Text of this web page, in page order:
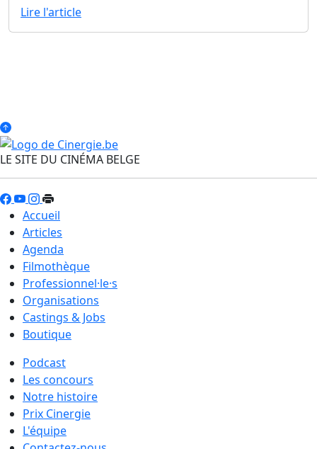
Lire l'article
LE SITE DU CINÉMA BELGE
Accueil
Articles
Agenda
Filmothèque
Professionnel·le·s
Organisations
Castings & Jobs
Boutique
Podcast
Les concours
Notre histoire
Prix Cinergie
L'équipe